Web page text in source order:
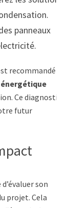
panneaux
recommandé
Ce diagnostic
futur
son
projet. Cela